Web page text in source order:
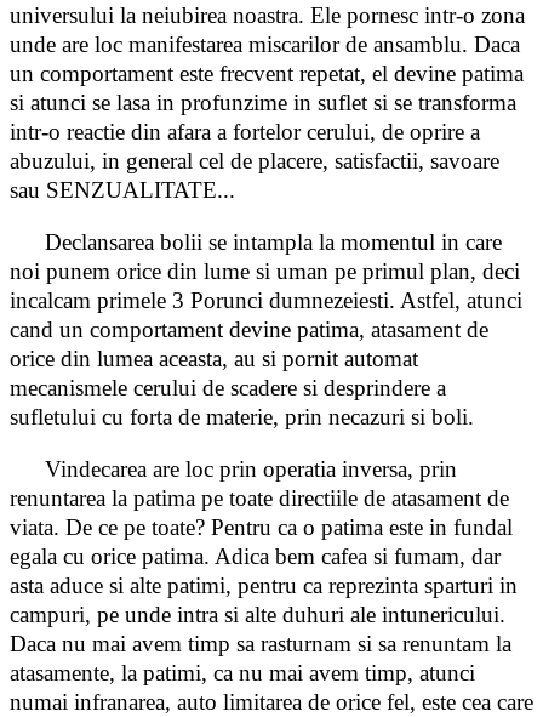
universului la neiubirea noastra. Ele pornesc intr-o zona
unde are loc manifestarea miscarilor de ansamblu. Daca
un comportament este frecvent repetat, el devine patima
si atunci se lasa in profunzime in suflet si se transforma
intr-o reactie din afara a fortelor cerului, de oprire a
abuzului, in general cel de placere, satisfactii, savoare
sau SENZUALITATE...
Declansarea bolii se intampla la momentul in care
noi punem orice din lume si uman pe primul plan, deci
incalcam primele 3 Porunci dumnezeiesti. Astfel, atunci
cand un comportament devine patima, atasament de
orice din lumea aceasta, au si pornit automat
mecanismele cerului de scadere si desprindere a
sufletului cu forta de materie, prin necazuri si boli.
Vindecarea are loc prin operatia inversa, prin
renuntarea la patima pe toate directiile de atasament de
viata. De ce pe toate? Pentru ca o patima este in fundal
egala cu orice patima. Adica bem cafea si fumam, dar
asta aduce si alte patimi, pentru ca reprezinta sparturi in
campuri, pe unde intra si alte duhuri ale intunericului.
Daca nu mai avem timp sa rasturnam si sa renuntam la
atasamente, la patimi, ca nu mai avem timp, atunci
numai infranarea, auto limitarea de orice fel, este cea care